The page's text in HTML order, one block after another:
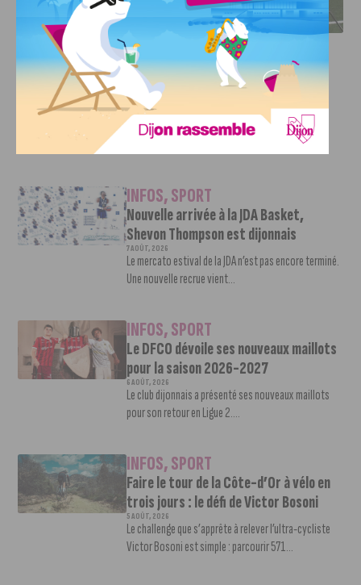
L’ARTISAN DE LA MONTÉE EN LIGUE 2
INFOS SPORT
DFCO : Rencontre avec Pierre-Henri
Deballon, l’artisan de la montée en
Ligue 2
7 AOÛT, 2026
Le DFCO est de retour en Ligue 2 après trois ans
INFOS,SPORT
Nouvelle arrivée à la JDA Basket,
Shevon Thompson est dijonnais
7 AOÛT, 2026
Le mercato estival de la JDA n’est pas encore terminé.
Une nouvelle recrue vient...
INFOS,SPORT
Le DFCO dévoile ses nouveaux maillots
pour la saison 2026-2027
6 AOÛT, 2026
Le club dijonnais a présenté ses nouveaux maillots
pour son retour en Ligue 2....
INFOS,SPORT
Faire le tour de la Côte-d’Or à vélo en
trois jours : le défi de Victor Bosoni
5 AOÛT, 2026
Le challenge que s’apprête à relever l’ultra-cycliste
Victor Bosoni est simple : parcourir 571...